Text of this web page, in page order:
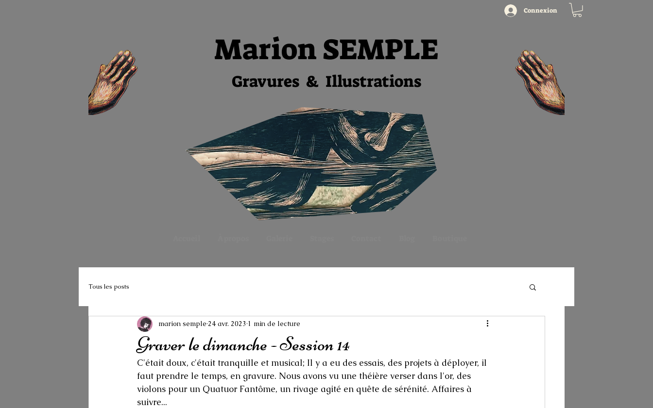
Marion SEMPLE
Gravures & Illustrations
Tous les posts
Graver le dimanche - Session 14
marion semple 24 avr. 2023 1 min de lecture
C'était doux, c'était tranquille et musical; Il y a eu des essais, des projets à déployer, il
faut prendre le temps, en gravure. Nous avons vu une théière verser dans l'or, des
violons pour un Quatuor Fantôme, un rivage agité en quête de sérénité. Affaires à
suivre...
Connexion